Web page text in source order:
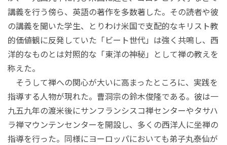
講義を行う傍ら、英語の著作を多数著した。その読者や彼
の講義を聞いた学生、とりわけ米国で支配的なキリスト教
的価値観に反発していた「ビート世代」は強く共鳴し、西
洋的なものとは対照的な「東洋の神秘」として禅の教えを
称えた。
そうして禅への関心が大いに高まったところに、実践を
指導する人物が現れた。曹洞宗の鈴木俊隆である。彼は一
九五九年の渡米後にサンフランシスコ禅センターやタサハ
ラ禅マウンテンセンターを開設し、多くの西洋人に坐禅の
指導を行った。同様にヨーロッパにおいても弟子丸泰仙が